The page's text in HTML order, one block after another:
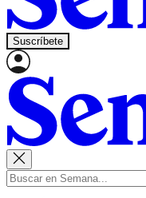
Suscríbete